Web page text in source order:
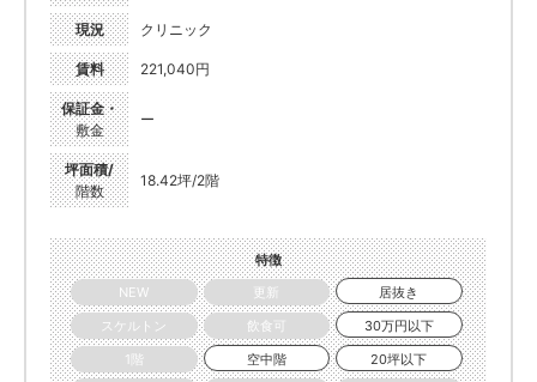
現況 クリニック
賃料 221,040円
保証金・
敷金
ー
坪面積/
階数
18.42坪/2階
特徴
NEW
更新
居抜き
スケルトン
飲食可
30万円以下
1階
空中階
20坪以下